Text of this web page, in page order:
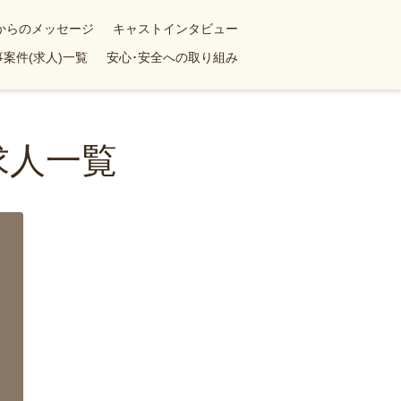
らのメッセージ
キャストインタビュー
案件(求人)一覧 安心･安全への取り組み
一覧